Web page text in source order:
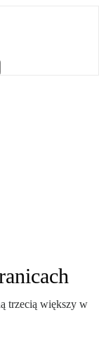
trzecią większy w